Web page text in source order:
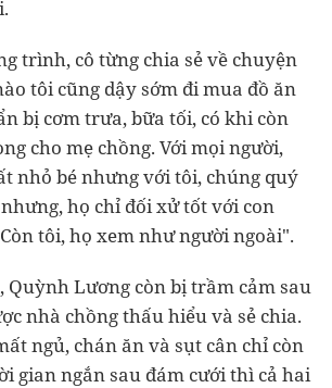
trình, cô từng chia sẻ về chuyện
tôi cũng dậy sớm đi mua đồ ăn
bị cơm trưa, bữa tối, có khi còn
cho mẹ chồng. Với mọi người,
nhỏ bé nhưng với tôi, chúng quý
họ chỉ đối xử tốt với con
tôi, họ xem như người ngoài".
Quỳnh Lương còn bị trầm cảm sau
nhà chồng thấu hiểu và sẻ chia.
ngủ, chán ăn và sụt cân chỉ còn
gian ngắn sau đám cưới thì cả hai